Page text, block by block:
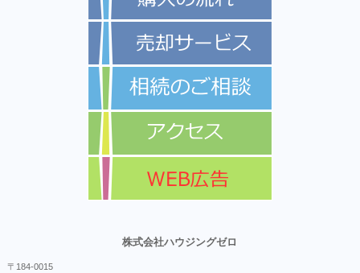
株式会社ハウジングゼロ
〒184-0015